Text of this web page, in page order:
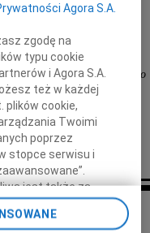
składają
i koledzy
Uniwersytetu Łódzkiego
kondolencje
Agora S.A.
zgodę na
typu cookie
i Agora S.A.
też w każdej
plików cookie,
Twoimi
poprzez
stopce serwisu i
jest także za